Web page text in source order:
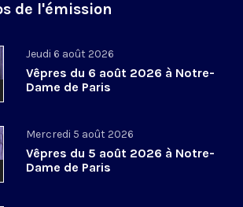
de l'émission
Jeudi 6 août 2026
Vêpres du 6 août 2026 à Notre-
Dame de Paris
Mercredi 5 août 2026
Vêpres du 5 août 2026 à Notre-
Dame de Paris